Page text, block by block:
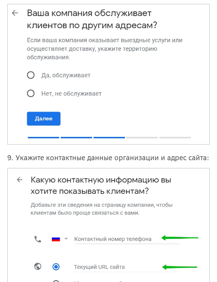
9. Укажите контактные данные организации и адрес сайта: